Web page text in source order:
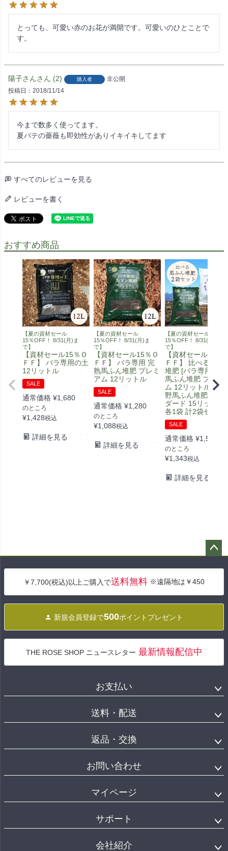
とっても、可愛い赤のお花が満開です。可愛いのひとことで
す。
陽子さん 2 購入者
非公開
投稿日
2018/11/14
今まで数多く使ってます。
夏バテの薔薇も即効性がありイキイキしてます
すべてのレビューを見る
レビューを書く
おすすめ商品
【夏の資材セール
15％OFF！ 8/31(月)ま
で】
【資材セール15％Ｏ
ＦＦ】 バラ専用の土
12リットル
SALE
通常価格 ¥1,680
のところ
¥1,428税込
詳細を見る
【夏の資材セール
15％OFF！ 8/31(月)ま
で】
【資材セール15％Ｏ
ＦＦ】 バラ専用 完
熟馬ふん堆肥 プレミ
アム 12リットル
SALE
通常価格 ¥1,280
のところ
¥1,088税込
詳細を見る
【夏の資材セール
15％OFF！ 8/31(月)ま
で】
【資材セール15％
ＦＦ】 比べる馬ふ
堆肥 [バラ専用 完熟
馬ふん堆肥 プレミ
ム 12リットル] [安
野馬ふん堆肥 スタ
ダード 15リットル]
各1袋 計2袋セット
SALE
通常価格 ¥1,580
のところ
¥1,343税込
詳細を見る
へ
￥7,700(税込)以上ご購入で送料無料 ※遠隔地は￥450
新規会員登録で500ポイントプレゼント
THE ROSE SHOP ニュースレター 最新情報配信中
お支払い
送料・配送
返品・交換
お問い合わせ
マイページ
サポート
会社紹介